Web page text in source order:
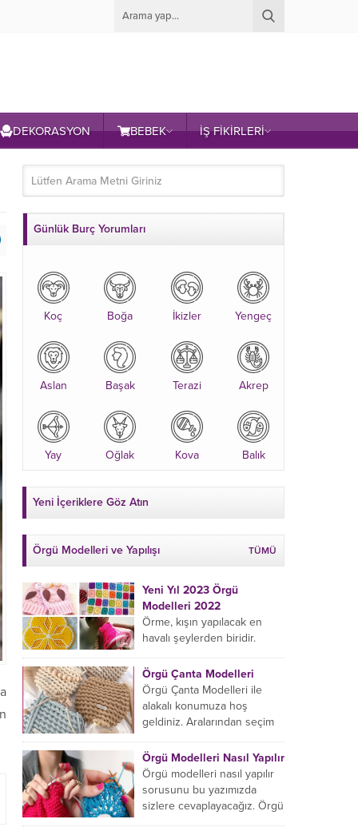
DEKORASYON BEBEK İŞ FİKİRLERİ
Günlük Burç Yorumları
Koç Boğa İkizler Yengeç
Aslan Başak Terazi Akrep
Yay Oğlak Kova Balık
Yeni İçeriklere Göz Atın
Örgü Modelleri ve Yapılışı TÜMÜ
Yeni Yıl 2023 Örgü
Modelleri 2022
Örme, kışın yapılacak en
havalı şeylerden biridir.
bir parça eklemeyi ve
sevdiklerinize hediye etmeyi
öğrenmeye yeni
başlıyorsanız...
Örgü Çanta Modelleri
Örgü Çanta Modelleri ile
alakalı konumuza hoş
geldiniz. Aralarından seçim
çanta modelleri var ama
hangisinin size uygun...
Örgü Modelleri Nasıl Yapılır
Örgü modelleri nasıl yapılır
sorusunu bu yazımızda
sizlere cevaplayacağız. Örgü